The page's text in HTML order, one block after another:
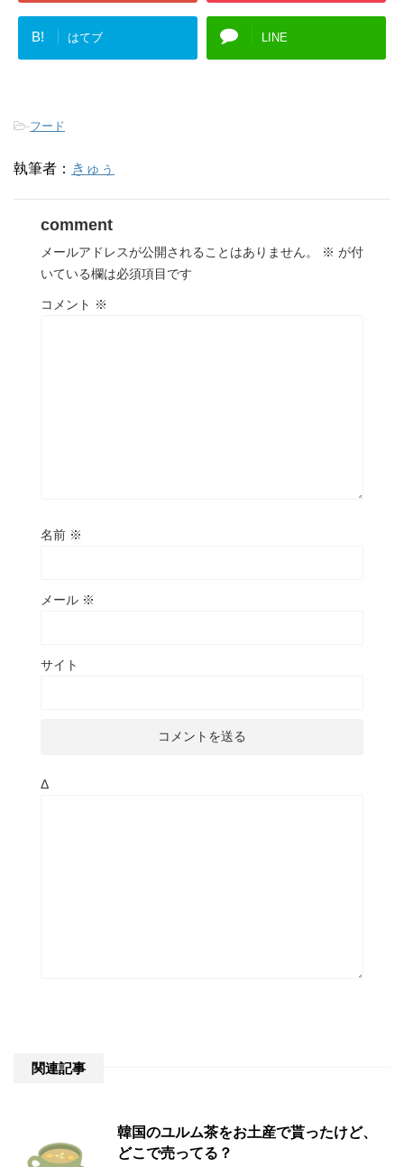
B! はてブ LINE
-フード
執筆者： きゅぅ
comment
メールアドレスが公開されることはありません。 ※ が付
いている欄は必須項目です
コメント ※
名前 ※
メール ※
サイト
Δ
関連記事
韓国のユルム茶をお土産で貰ったけど、
どこで売ってる？